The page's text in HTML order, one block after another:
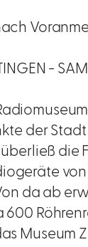
-
der
überließ
von
da ab
600
Museum